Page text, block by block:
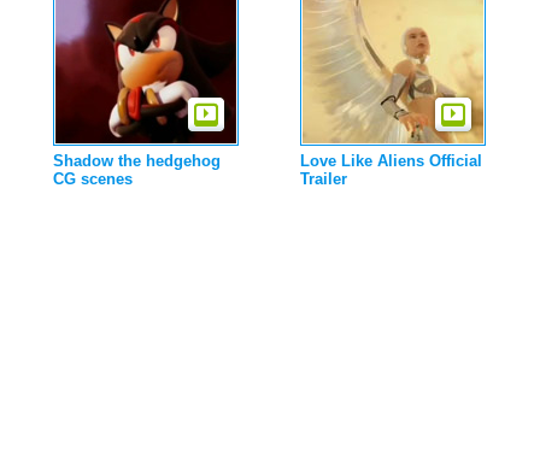
Shadow the hedgehog
CG scenes
Love Like Aliens Official
Trailer